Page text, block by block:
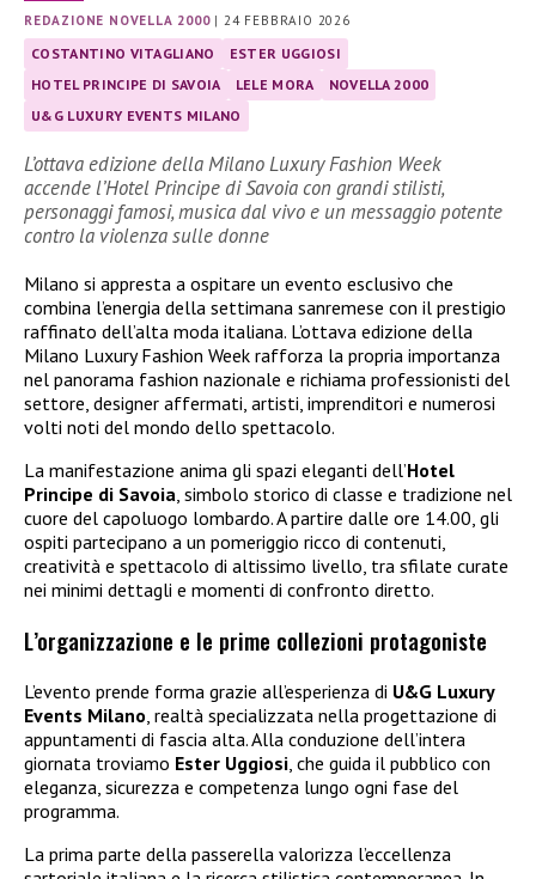
REDAZIONE NOVELLA 2000|24 FEBBRAIO 2026
COSTANTINO VITAGLIANO
ESTER UGGIOSI
HOTEL PRINCIPE DI SAVOIA
LELE MORA
NOVELLA 2000
U&G LUXURY EVENTS MILANO
L’ottava edizione della Milano Luxury Fashion Week
accende l’Hotel Principe di Savoia con grandi stilisti,
personaggi famosi, musica dal vivo e un messaggio potente
contro la violenza sulle donne
Milano si appresta a ospitare un evento esclusivo che
combina l’energia della settimana sanremese con il prestigio
raffinato dell’alta moda italiana. L’ottava edizione della
Milano Luxury Fashion Week rafforza la propria importanza
nel panorama fashion nazionale e richiama professionisti del
settore, designer affermati, artisti, imprenditori e numerosi
volti noti del mondo dello spettacolo.
La manifestazione anima gli spazi eleganti dell’Hotel
Principe di Savoia, simbolo storico di classe e tradizione nel
cuore del capoluogo lombardo. A partire dalle ore 14.00, gli
ospiti partecipano a un pomeriggio ricco di contenuti,
creatività e spettacolo di altissimo livello, tra sfilate curate
nei minimi dettagli e momenti di confronto diretto.
L’organizzazione e le prime collezioni protagoniste
L’evento prende forma grazie all’esperienza di U&G Luxury
Events Milano , realtà specializzata nella progettazione di
appuntamenti di fascia alta. Alla conduzione dell’intera
giornata troviamo Ester Uggiosi , che guida il pubblico con
eleganza, sicurezza e competenza lungo ogni fase del
programma.
La prima parte della passerella valorizza l’eccellenza